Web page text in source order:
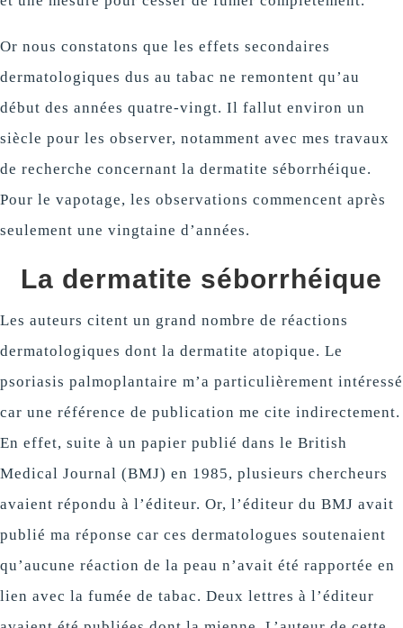
Or nous constatons que les effets secondaires
dermatologiques dus au tabac ne remontent qu’au
début des années quatre-vingt. Il fallut environ un
siècle pour les observer, notamment avec mes travaux
de recherche concernant la dermatite séborrhéique.
Pour le vapotage, les observations commencent après
seulement une vingtaine d’années.
La dermatite séborrhéique
Les auteurs citent un grand nombre de réactions
dermatologiques dont la dermatite atopique. Le
psoriasis palmoplantaire m’a particulièrement intéressé
car une référence de publication me cite indirectement.
En effet, suite à un papier publié dans le British
Medical Journal (BMJ) en 1985, plusieurs chercheurs
avaient répondu à l’éditeur. Or, l’éditeur du BMJ avait
publié ma réponse car ces dermatologues soutenaient
qu’aucune réaction de la peau n’avait été rapportée en
lien avec la fumée de tabac. Deux lettres à l’éditeur